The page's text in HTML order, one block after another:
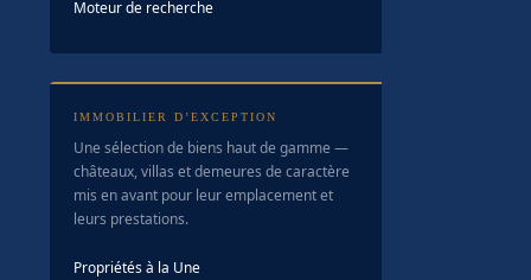
Moteur de recherche
IMMOBILIER D’EXCEPTION
Une sélection de biens haut de gamme —
châteaux, villas et demeures de caractère
mis en avant pour leur emplacement et
leurs prestations.
Propriétés à la Une